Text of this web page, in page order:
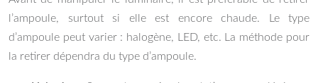
l’ampoule, surtout si elle est encore chaude. Le type
d’ampoule peut varier : halogène, LED, etc. La méthode pour
la retirer dépendra du type d’ampoule.